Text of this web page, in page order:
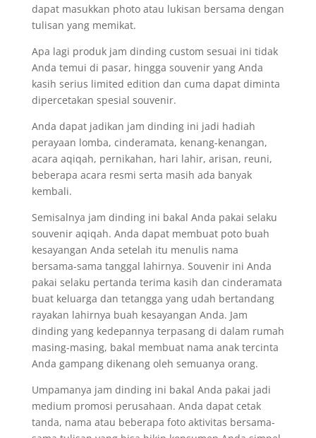
dapat masukkan photo atau lukisan bersama dengan
tulisan yang memikat.
Apa lagi produk jam dinding custom sesuai ini tidak
Anda temui di pasar, hingga souvenir yang Anda
kasih serius limited edition dan cuma dapat diminta
dipercetakan spesial souvenir.
Anda dapat jadikan jam dinding ini jadi hadiah
perayaan lomba, cinderamata, kenang-kenangan,
acara aqiqah, pernikahan, hari lahir, arisan, reuni,
beberapa acara resmi serta masih ada banyak
kembali.
Semisalnya jam dinding ini bakal Anda pakai selaku
souvenir aqiqah. Anda dapat membuat poto buah
kesayangan Anda setelah itu menulis nama
bersama-sama tanggal lahirnya. Souvenir ini Anda
pakai selaku pertanda terima kasih dan cinderamata
buat keluarga dan tetangga yang udah bertandang
rayakan lahirnya buah kesayangan Anda. Jam
dinding yang kedepannya terpasang di dalam rumah
masing-masing, bakal membuat nama anak tercinta
Anda gampang dikenang oleh semuanya orang.
Umpamanya jam dinding ini bakal Anda pakai jadi
medium promosi perusahaan. Anda dapat cetak
tanda, nama atau beberapa foto aktivitas bersama-